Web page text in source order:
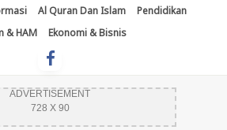
Al Quran Dan Islam
Pendidikan
& HAM
Ekonomi & Bisnis
ADVERTISEMENT
728 X 90